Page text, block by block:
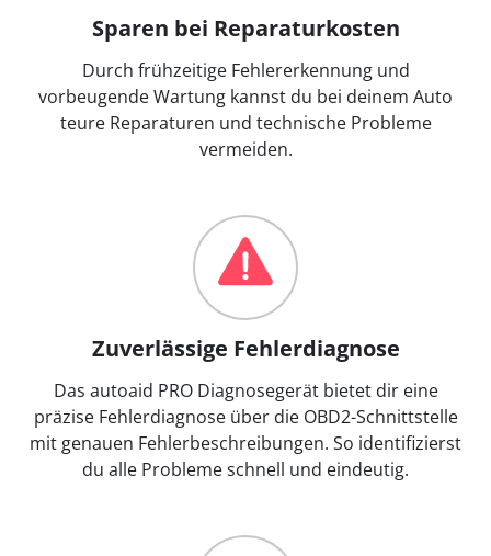
Sparen bei Reparaturkosten
Durch frühzeitige Fehlererkennung und
vorbeugende Wartung kannst du bei deinem Auto
teure Reparaturen und technische Probleme
vermeiden.
Zuverlässige Fehlerdiagnose
Das autoaid PRO Diagnosegerät bietet dir eine
präzise Fehlerdiagnose über die OBD2-Schnittstelle
mit genauen Fehlerbeschreibungen. So identifizierst
du alle Probleme schnell und eindeutig.